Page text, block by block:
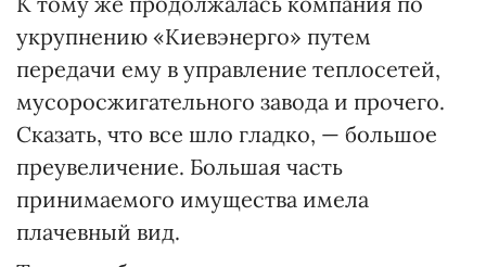
укрупнению «Киевэнерго» путем
передачи ему в управление теплосетей,
мусоросжигательного завода и прочего.
Сказать, что все шло гладко, — большое
преувеличение. Большая часть
принимаемого имущества имела
плачевный вид.